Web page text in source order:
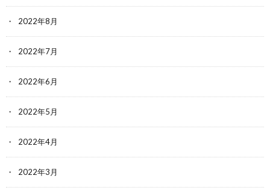
2022年8月
2022年7月
2022年6月
2022年5月
2022年4月
2022年3月